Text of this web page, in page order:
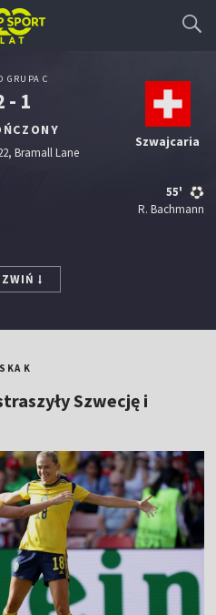
GRUPA C
- 1
Bramall Lane
Szwajcaria
55'
R. Bachmann
K
Szwecję i